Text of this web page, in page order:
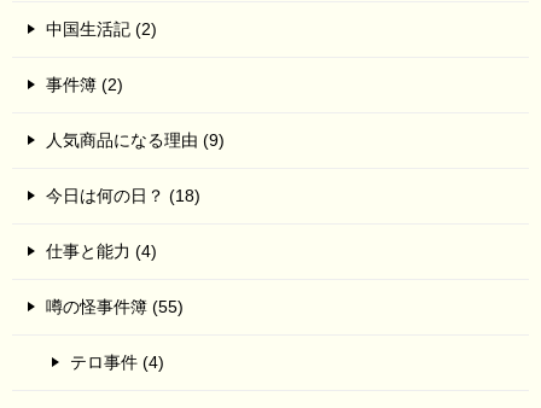
中国生活記 (2)
事件簿 (2)
人気商品になる理由 (9)
今日は何の日？ (18)
仕事と能力 (4)
噂の怪事件簿 (55)
テロ事件 (4)